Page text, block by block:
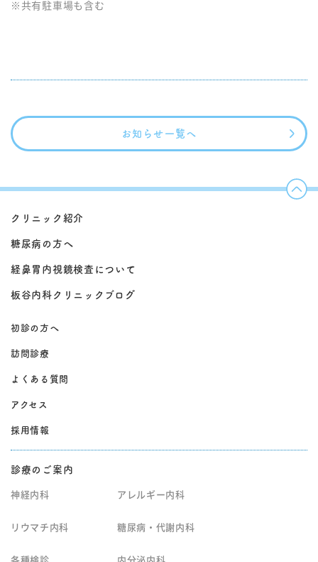
※共有駐車場も含む
お知らせ一覧へ
クリニック紹介
糖尿病の方へ
経鼻胃内視鏡検査について
板谷内科クリニックブログ
初診の方へ
訪問診療
よくある質問
アクセス
採用情報
診療のご案内
神経内科 アレルギー内科
リウマチ内科 糖尿病・代謝内科